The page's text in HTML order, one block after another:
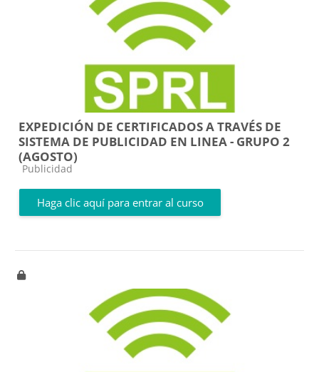
EXPEDICIÓN DE CERTIFICADOS A TRAVÉS DE
SISTEMA DE PUBLICIDAD EN LINEA - GRUPO 2
(AGOSTO)
Categoría de cursos
Publicidad
Haga clic aquí para entrar al curso